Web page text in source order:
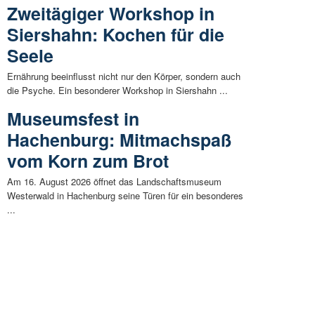
Zweitägiger Workshop in
Siershahn: Kochen für die
Seele
Ernährung beeinflusst nicht nur den Körper, sondern auch
die Psyche. Ein besonderer Workshop in Siershahn ...
Museumsfest in
Hachenburg: Mitmachspaß
vom Korn zum Brot
Am 16. August 2026 öffnet das Landschaftsmuseum
Westerwald in Hachenburg seine Türen für ein besonderes
...